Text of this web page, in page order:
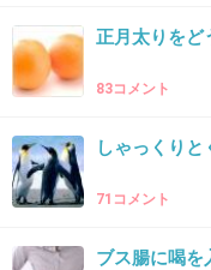
教えてくれてありがと
35. 匿名2013/05/06(月) 00:49:31
キッドで細くラインを
正月太りをど
83コメント
しゃっくり
71コメント
ブス腸に喝を